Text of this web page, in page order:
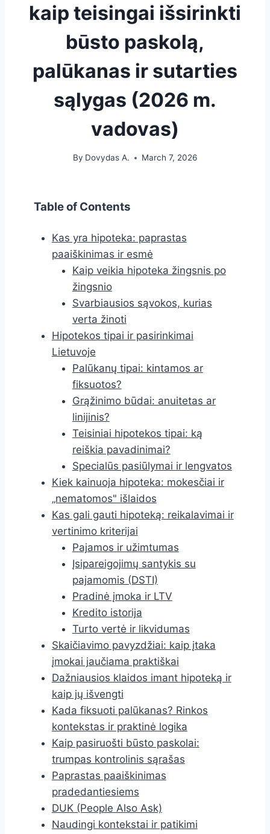
kaip teisingai išsirinkti
būsto paskolą,
palūkanas ir sutarties
sąlygas (2026 m.
vadovas)
By Dovydas A. March 7, 2026
Table of Contents
Kas yra hipoteka: paprastas
paaiškinimas ir esmė
Kaip veikia hipoteka žingsnis po
žingsnio
Svarbiausios sąvokos, kurias
verta žinoti
Hipotekos tipai ir pasirinkimai
Lietuvoje
Palūkanų tipai: kintamos ar
fiksuotos?
Grąžinimo būdai: anuitetas ar
linijinis?
Teisiniai hipotekos tipai: ką
reiškia pavadinimai?
Specialūs pasiūlymai ir lengvatos
Kiek kainuoja hipoteka: mokesčiai ir
„nematomos" išlaidos
Kas gali gauti hipoteką: reikalavimai ir
vertinimo kriterijai
Pajamos ir užimtumas
Įsipareigojimų santykis su
pajamomis (DSTI)
Pradinė įmoka ir LTV
Kredito istorija
Turto vertė ir likvidumas
Skaičiavimo pavyzdžiai: kaip įtaka
įmokai jaučiama praktiškai
Dažniausios klaidos imant hipoteką ir
kaip jų išvengti
Kada fiksuoti palūkanas? Rinkos
kontekstas ir praktinė logika
Kaip pasiruošti būsto paskolai:
trumpas kontrolinis sąrašas
Paprastas paaiškinimas
pradedantiesiems
DUK (People Also Ask)
Naudingi kontekstai ir patikimi